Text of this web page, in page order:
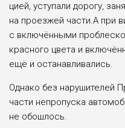
цией, уступали дорогу,
на проезжей части.А при
с включёнными
красного цвета и
ещё и останавливались.
Однако без нарушителей
части непропу­ска
не обошлось.